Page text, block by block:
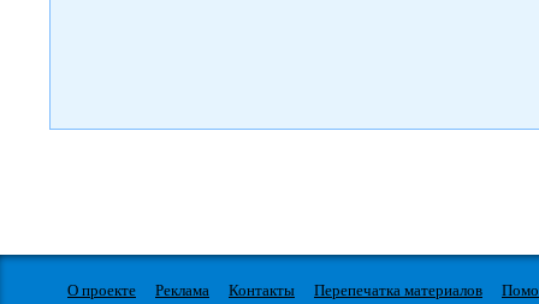
О проекте Реклама Контакты Перепечатка материалов